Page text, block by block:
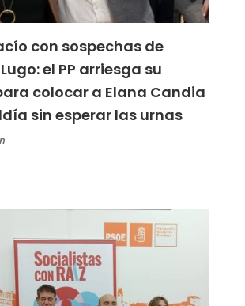
con sospechas de
el PP arriesga su
colocar a Elana Candia
sin esperar las urnas